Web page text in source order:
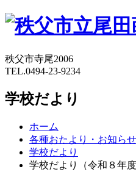
秩父市寺尾2006
TEL.0494-23-9234
学校だより
ホーム
各種おたより・お知らせ
学校だより
学校だより（令和８年度